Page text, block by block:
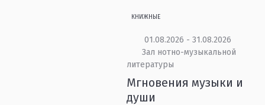
КНИЖНЫЕ
01.08.2026 - 31.08.2026
Зал нотно-музыкальной
литературы
Мгновения музыки и
души